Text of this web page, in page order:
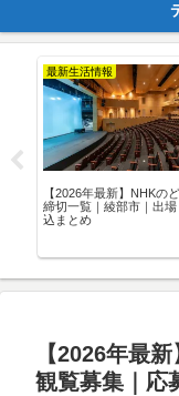
最新生活情報
【2026年最新】NHKの
締切一覧｜綾部市｜出場
込まとめ
【2026年最
観覧募集｜応